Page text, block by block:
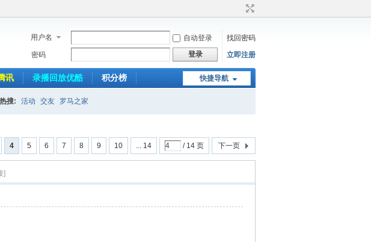
用户名 自动登录
找回密码
密码
登录 立即注册
快捷导航
讯 录播回放优酷 积分榜
热搜: 活动 交友 罗马之家
4 5 6 7 8 9 10 ... 14 / 14 页 下一页
]